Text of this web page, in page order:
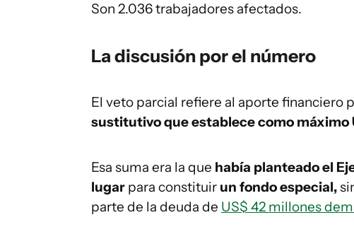
Son 2.036 trabajadores afectados.
La discusión por el número
El veto parcial refiere al aporte financiero
sustitutivo que establece como máximo
Esa suma era la que había planteado el
lugar para constituir un fondo especial,
parte de la deuda de US$ 42 millones